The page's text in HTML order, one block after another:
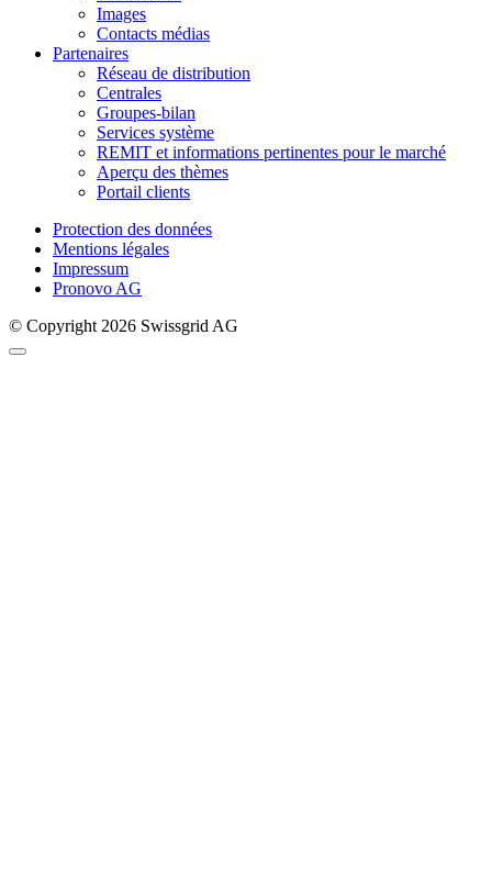
Images
Contacts médias
Partenaires
Réseau de distribution
Centrales
Groupes-bilan
Services système
REMIT et informations pertinentes pour le marché
Aperçu des thèmes
Portail clients
Protection des données
Mentions légales
Impressum
Pronovo AG
© Copyright 2026 Swissgrid AG